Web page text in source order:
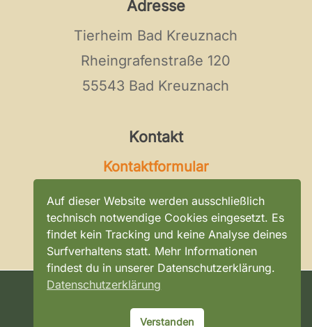
Adresse
Tierheim Bad Kreuznach
Rheingrafenstraße 120
55543 Bad Kreuznach
Kontakt
Kontaktformular
E-Mail: kontakt@tierheim-bad-
kreuznach.de
Auf dieser Website werden ausschließlich
technisch notwendige Cookies eingesetzt. Es
findet kein Tracking und keine Analyse deines
Surfverhaltens statt. Mehr Informationen
findest du in unserer Datenschutzerklärung.
Datenschutzerklärung
Verstanden